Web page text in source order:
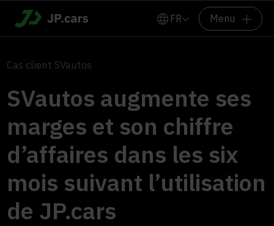
FR Menu
Cas client SVautos
SVautos augmente ses
marges et son chiffre
d’affaires dans les six
mois suivant l’utilisation
de JP.cars